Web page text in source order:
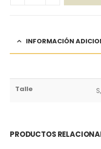
INFORMACIÓN
Talle
PRODUCTOS